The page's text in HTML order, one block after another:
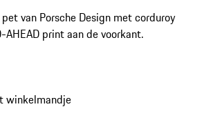
van Porsche Design met corduroy
AHEAD print aan de voorkant.
winkelmandje